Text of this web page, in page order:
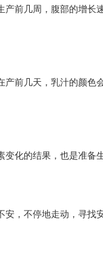
前几周，腹部的增长
前几天，乳汁的颜色
化的结果，也是准备生
，不停地走动，寻找